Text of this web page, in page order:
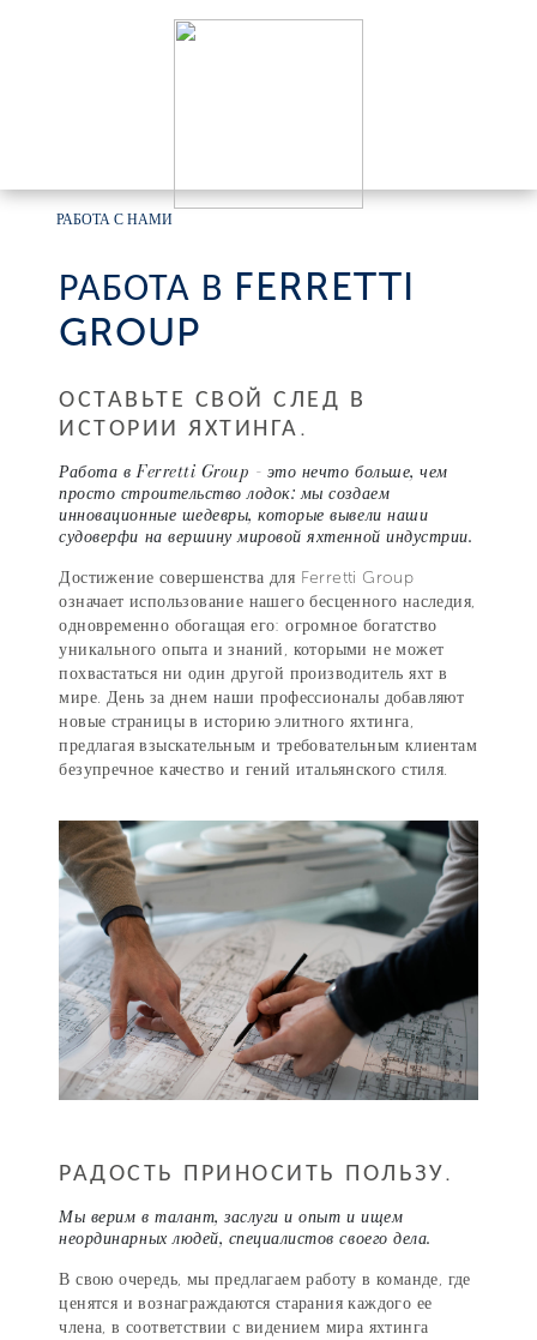
РАБОТА С НАМИ
РАБОТА В FERRETTI
GROUP
ОСТАВЬТЕ СВОЙ СЛЕД В
ИСТОРИИ ЯХТИНГА.
Работа в Ferretti Group - это нечто больше, чем
просто строительство лодок: мы создаем
инновационные шедевры, которые вывели наши
судоверфи на вершину мировой яхтенной индустрии.
Достижение совершенства для Ferretti Group
означает использование нашего бесценного наследия,
одновременно обогащая его: огромное богатство
уникального опыта и знаний, которыми не может
похвастаться ни один другой производитель яхт в
мире. День за днем наши профессионалы добавляют
новые страницы в историю элитного яхтинга,
предлагая взыскательным и требовательным клиентам
безупречное качество и гений итальянского стиля.
РАДОСТЬ ПРИНОСИТЬ ПОЛЬЗУ.
Мы верим в талант, заслуги и опыт и ищем
неординарных людей, специалистов своего дела.
В свою очередь, мы предлагаем работу в команде, где
ценятся и вознаграждаются старания каждого ее
члена, в соответствии с видением мира яхтинга